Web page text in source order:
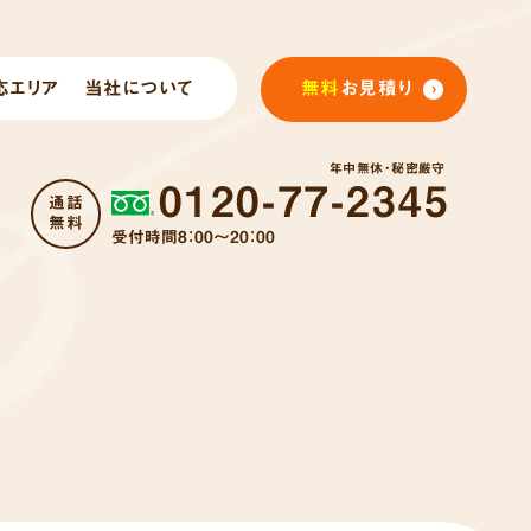
エリア 当社について 無料お見積り
0120-77-2345
受付時間8：00～20：00
通話
無料
年中無休・秘密厳守